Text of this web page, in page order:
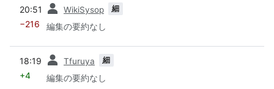
20:51 WikiSysop 細
−216 編集の要約なし
18:19 Tfuruya 細
+4 編集の要約なし